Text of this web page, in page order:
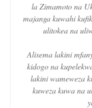
la Zimamoto na
majanga kuwahi
ulitokea na
Alisema lakini
kidogo na
lakini wameweza
kuweza kuwa na